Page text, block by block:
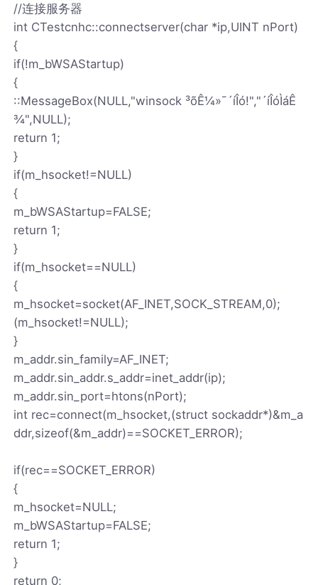
//连接服务器
int CTestcnhc::connectserver(char *ip,UINT nPort)
{
if(!m_bWSAStartup)
{
::MessageBox(NULL,"winsock ³õÊ¼»¯´íÎó!","´íÎóÌáÊ
¾",NULL);
return 1;
}
if(m_hsocket!=NULL)
{
m_bWSAStartup=FALSE;
return 1;
}
if(m_hsocket==NULL)
{
m_hsocket=socket(AF_INET,SOCK_STREAM,0);
(m_hsocket!=NULL);
}
m_addr.sin_family=AF_INET;
m_addr.sin_addr.s_addr=inet_addr(ip);
m_addr.sin_port=htons(nPort);
int rec=connect(m_hsocket,(struct sockaddr*)&m_a
ddr,sizeof(&m_addr)==SOCKET_ERROR);
if(rec==SOCKET_ERROR)
{
m_hsocket=NULL;
m_bWSAStartup=FALSE;
return 1;
}
return 0;